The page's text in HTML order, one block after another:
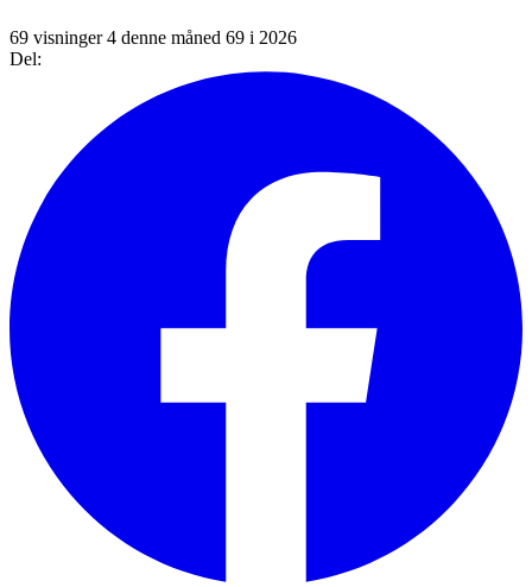
69 visninger4 denne måned 69 i 2026
Del: